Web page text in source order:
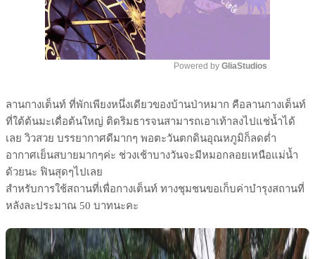
Mute
Powered by GliaStudios
ลานกางเต็นท์ ที่พักเพียงหนึ่งเดียวของบ้านป่าหมาก คือลานกางเต็นท์
ที่ใต้ต้นมะเดื่อต้นใหญ่ ติดริมธารจนสามารถเอาเท้าลงไปแช่น้ำได้
เลย วิวสวย บรรยากาศดีมากๆ พอตะวันตกดินอุณหภูมิก็ลดต่ำ
อากาศเย็นสบายมากๆค่ะ ช่วงเช้าบางวันจะมีหมอกลอยเหนือแม่น้ำ
ด้วยนะ ฟินสุดๆไปเลย
สำหรับการใช้สถานที่เพื่อกางเต็นท์ ทางชุมชนขอเก็บค่าบำรุงสถานที่
หลังละประมาณ 50 บาทนะคะ